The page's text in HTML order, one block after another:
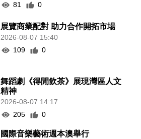
81
0
展覽商業配對 助力合作開拓市場
2026-08-07 15:40
109
0
舞蹈劇《得閒飲茶》展現灣區人文
精神
2026-08-07 14:17
205
0
國際音樂藝術週本澳舉行